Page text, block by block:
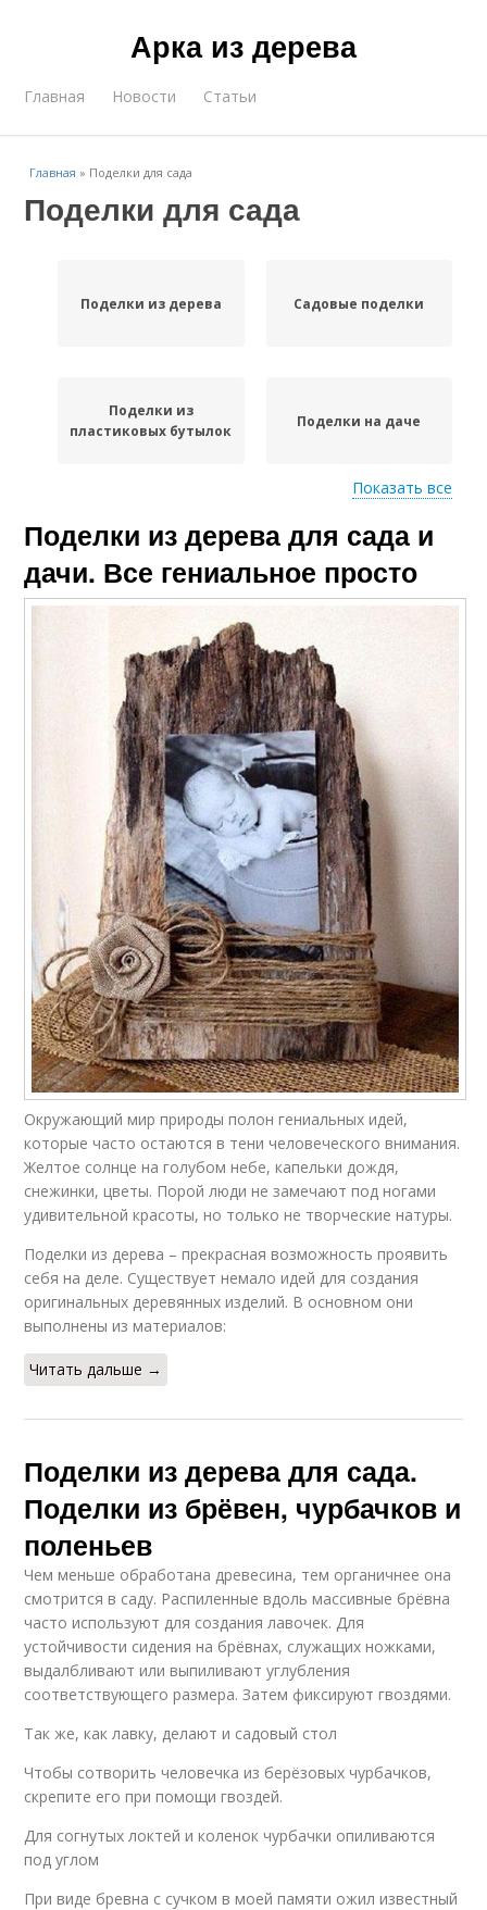
Арка из дерева
Главная Новости Статьи
Главная » Поделки для сада
Поделки для сада
Поделки из дерева Садовые поделки
Поделки из
пластиковых бутылок
Поделки на даче
Поделки из ствола
Материал для
поделок
Интересные поделки Поделки для дачи
Поделки из брёвен Крутые поделки
Показать все
Поделки из дерева для сада и
дачи. Все гениальное просто
Окружающий мир природы полон гениальных идей,
которые часто остаются в тени человеческого внимания.
Желтое солнце на голубом небе, капельки дождя,
снежинки, цветы. Порой люди не замечают под ногами
удивительной красоты, но только не творческие натуры.
Поделки из дерева – прекрасная возможность проявить
себя на деле. Существует немало идей для создания
оригинальных деревянных изделий. В основном они
выполнены из материалов:
Читать дальше →
Поделки из дерева для сада.
Поделки из брёвен, чурбачков и
поленьев
Чем меньше обработана древесина, тем органичнее она
смотрится в саду. Распиленные вдоль массивные брёвна
часто используют для создания лавочек. Для
устойчивости сидения на брёвнах, служащих ножками,
выдалбливают или выпиливают углубления
соответствующего размера. Затем фиксируют гвоздями.
Так же, как лавку, делают и садовый стол
Чтобы сотворить человечка из берёзовых чурбачков,
скрепите его при помощи гвоздей.
Для согнутых локтей и коленок чурбачки опиливаются
под углом
При виде бревна с сучком в моей памяти ожил известный